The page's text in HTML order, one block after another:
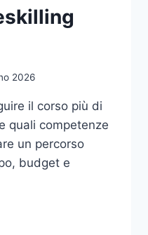
2026
il corso più di
quali competenze
un percorso
budget e